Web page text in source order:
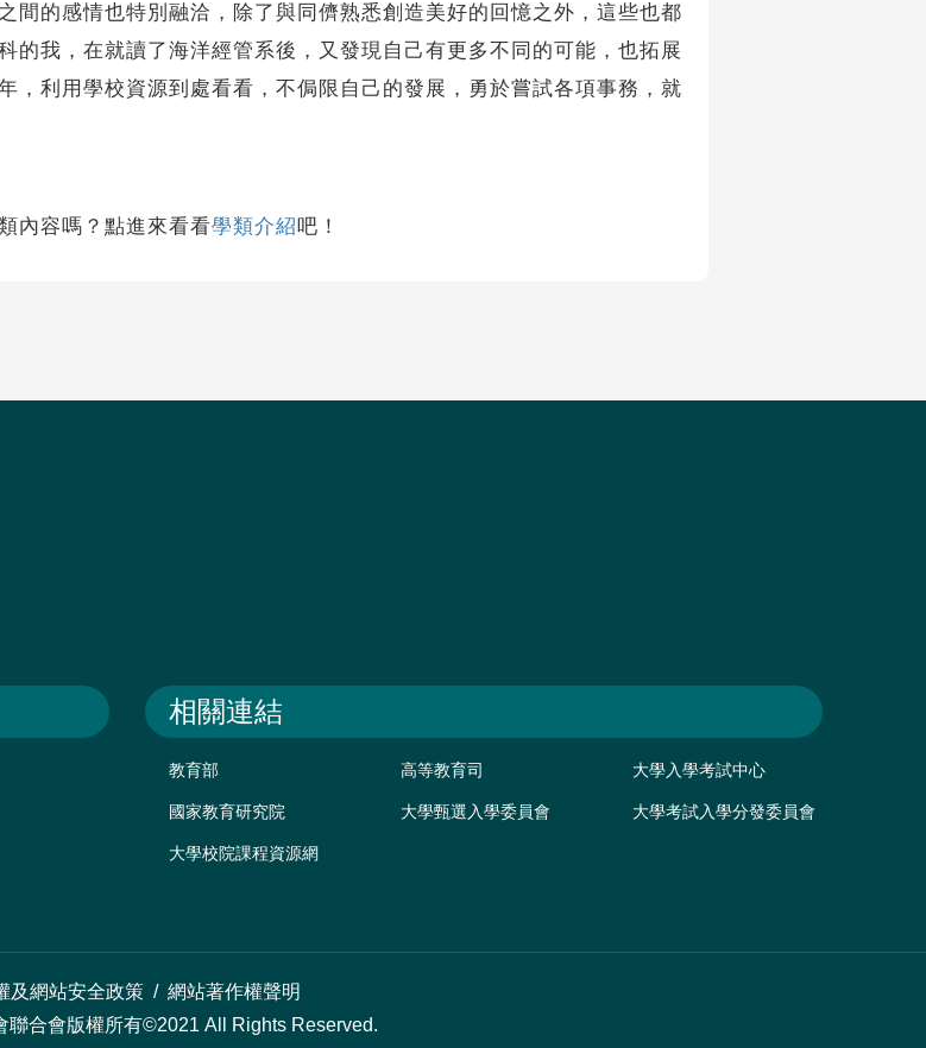
的感情也特別融洽，除了與同儕熟悉創造美好的回憶之外，這些也都
的我，在就讀了海洋經管系後，又發現自己有更多不同的可能，也拓展
，利用學校資源到處看看，不侷限自己的發展，勇於嘗試各項事務，就
內容嗎？點進來看看學類介紹吧！
相關連結
教育部 高等教育司 大學入學考試中心
國家教育研究院 大學甄選入學委員會 大學考試入學分發委員會
大學校院課程資源網
及網站安全政策 / 網站著作權聲明
聯合會版權所有©2021 All Rights Reserved.